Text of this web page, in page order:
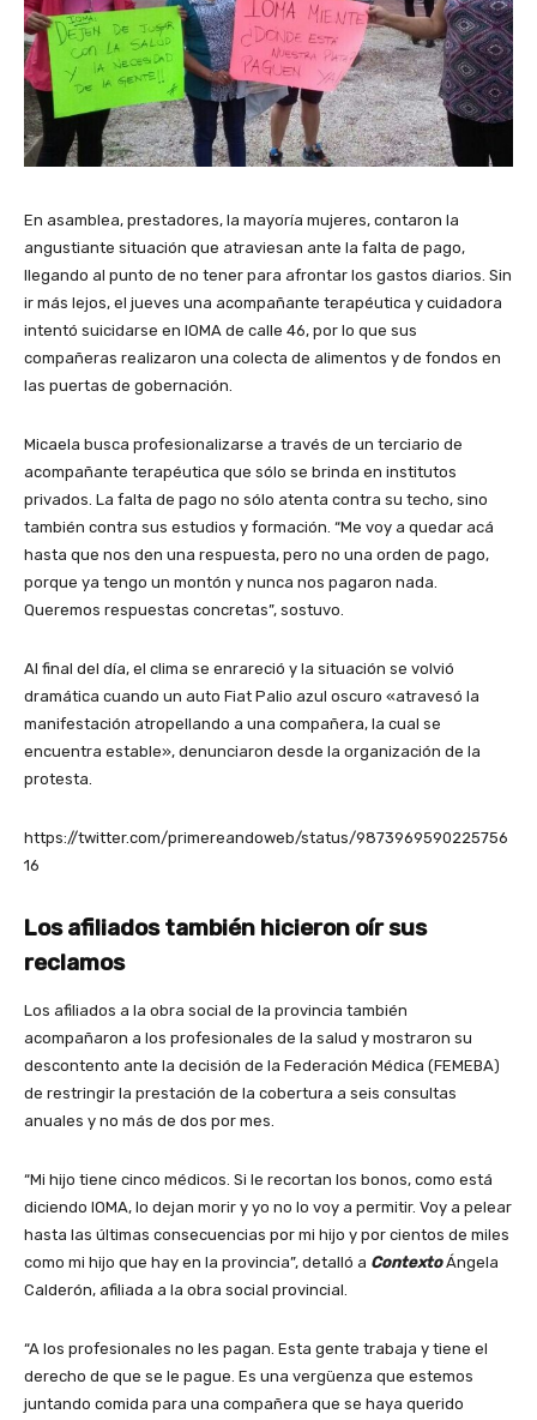
En asamblea, prestadores, la mayoría mujeres, contaron la
angustiante situación que atraviesan ante la falta de pago,
llegando al punto de no tener para afrontar los gastos diarios. Sin
ir más lejos, el jueves una acompañante terapéutica y cuidadora
intentó suicidarse en IOMA de calle 46, por lo que sus
compañeras realizaron una colecta de alimentos y de fondos en
las puertas de gobernación.
Micaela busca profesionalizarse a través de un terciario de
acompañante terapéutica que sólo se brinda en institutos
privados. La falta de pago no sólo atenta contra su techo, sino
también contra sus estudios y formación. “Me voy a quedar acá
hasta que nos den una respuesta, pero no una orden de pago,
porque ya tengo un montón y nunca nos pagaron nada.
Queremos respuestas concretas”, sostuvo.
Al final del día, el clima se enrareció y la situación se volvió
dramática cuando un auto Fiat Palio azul oscuro «atravesó la
manifestación atropellando a una compañera, la cual se
encuentra estable», denunciaron desde la organización de la
protesta.
https://twitter.com/primereandoweb/status/9873969590225756
16
Los afiliados también hicieron oír sus
reclamos
Los afiliados a la obra social de la provincia también
acompañaron a los profesionales de la salud y mostraron su
descontento ante la decisión de la Federación Médica (FEMEBA)
de restringir la prestación de la cobertura a seis consultas
anuales y no más de dos por mes.
“Mi hijo tiene cinco médicos. Si le recortan los bonos, como está
diciendo IOMA, lo dejan morir y yo no lo voy a permitir. Voy a pelear
hasta las últimas consecuencias por mi hijo y por cientos de miles
como mi hijo que hay en la provincia”, detalló a ContextoÁngela
Calderón, afiliada a la obra social provincial.
“A los profesionales no les pagan. Esta gente trabaja y tiene el
derecho de que se le pague. Es una vergüenza que estemos
juntando comida para una compañera que se haya querido